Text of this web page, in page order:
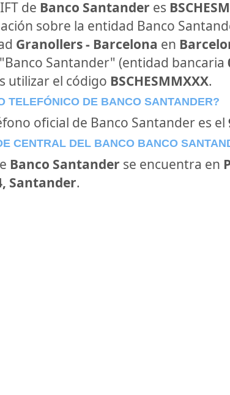
de Banco Santander es
sobre la entidad Banco
Granollers - Barcelona en
Santander" (entidad bancaria
utilizar el código BSCHESMMXXX.
TELEFÓNICO DE BANCO SANTANDER?
oficial de Banco Santander es el
CENTRAL DEL BANCO BANCO
Banco Santander se encuentra en
Santander.